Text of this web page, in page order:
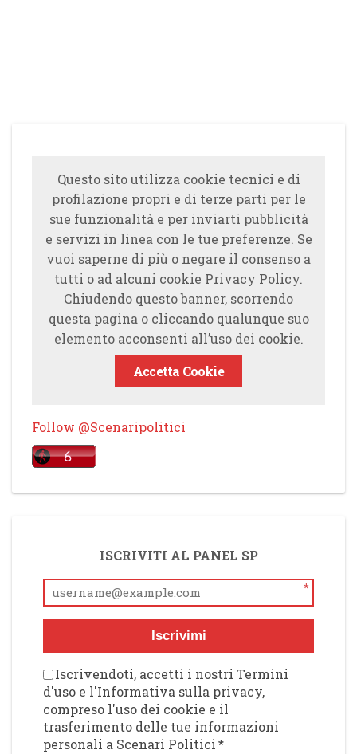
Questo sito utilizza cookie tecnici e di
profilazione propri e di terze parti per le
sue funzionalità e per inviarti pubblicità
e servizi in linea con le tue preferenze. Se
vuoi saperne di più o negare il consenso a
tutti o ad alcuni cookie Privacy Policy.
Chiudendo questo banner, scorrendo
questa pagina o cliccando qualunque suo
elemento acconsenti all’uso dei cookie.
Accetta Cookie
Follow @Scenaripolitici
ISCRIVITI AL PANEL SP
*
Iscrivimi
Iscrivendoti, accetti i nostri Termini
d'uso e l'Informativa sulla privacy,
compreso l'uso dei cookie e il
trasferimento delle tue informazioni
personali a Scenari Politici*